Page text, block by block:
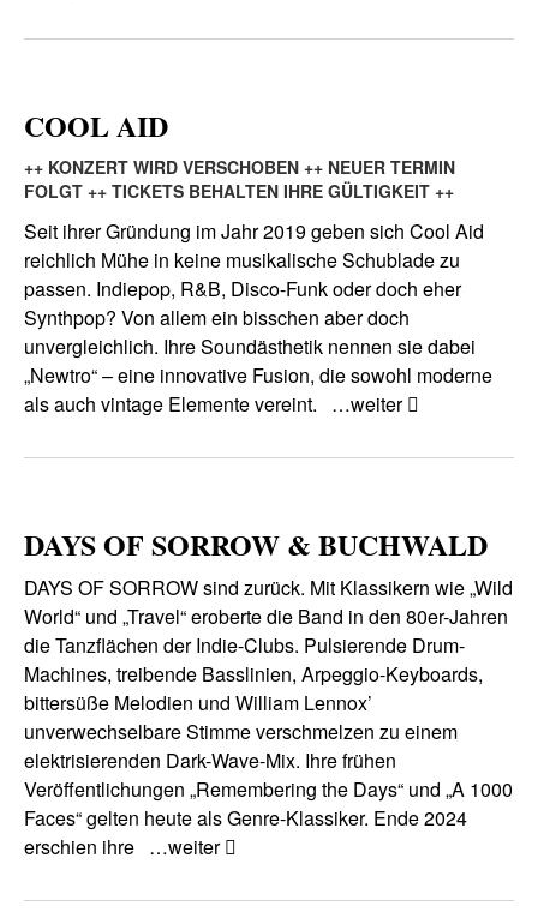
COOL AID
++ KONZERT WIRD VERSCHOBEN ++ NEUER TERMIN
FOLGT ++ TICKETS BEHALTEN IHRE GÜLTIGKEIT ++
Seit ihrer Gründung im Jahr 2019 geben sich Cool Aid
reichlich Mühe in keine musikalische Schublade zu
passen. Indiepop, R&B, Disco-Funk oder doch eher
Synthpop? Von allem ein bisschen aber doch
unvergleichlich. Ihre Soundästhetik nennen sie dabei
„Newtro“ – eine innovative Fusion, die sowohl moderne
als auch vintage Elemente vereint. …weiter
DAYS OF SORROW & BUCHWALD
DAYS OF SORROW sind zurück. Mit Klassikern wie „Wild
World“ und „Travel“ eroberte die Band in den 80er-Jahren
die Tanzflächen der Indie-Clubs. Pulsierende Drum-
Machines, treibende Basslinien, Arpeggio-Keyboards,
bittersüße Melodien und William Lennox’
unverwechselbare Stimme verschmelzen zu einem
elektrisierenden Dark-Wave-Mix. Ihre frühen
Veröffentlichungen „Remembering the Days“ und „A 1000
Faces“ gelten heute als Genre-Klassiker. Ende 2024
erschien ihre …weiter